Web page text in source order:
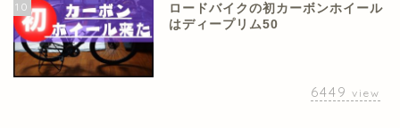
10
ロードバイクの初カーボンホイール
はディープリム50
6449 view